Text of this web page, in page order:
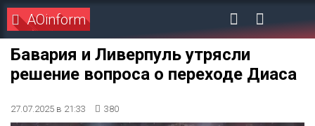
AOinform
Бавария и Ливерпуль утрясли
решение вопроса о переходе Диаса
27.07.2025 в 21:33 380